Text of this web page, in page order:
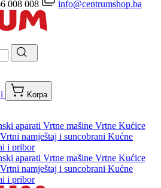
008 008 info@centrumshop.ba
Korpa
aparati Vrtne mašine Vrtne Kućice
Vrtni namještaj i suncobrani Kućne
i pribor
aparati Vrtne mašine Vrtne Kućice
Vrtni namještaj i suncobrani Kućne
i pribor